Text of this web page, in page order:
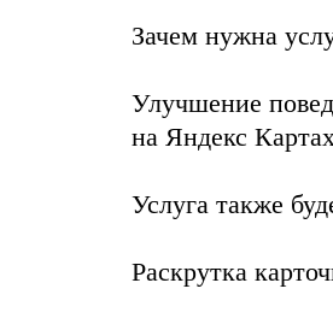
Зачем нужна
Улучшение
на Яндекс
Услуга также
Раскрутка